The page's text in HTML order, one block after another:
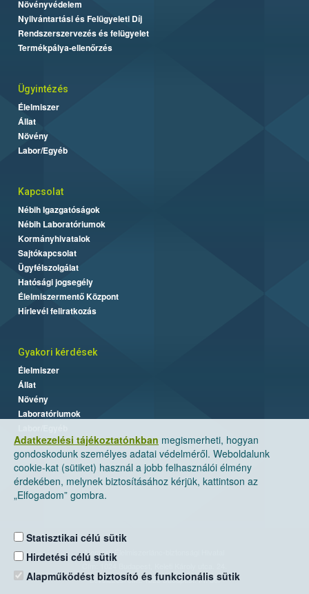
Adatkezelési tájékoztatónkban megismerheti, hogyan
gondoskodunk személyes adatai védelméről. Weboldalunk
cookie-kat (sütiket) használ a jobb felhasználói élmény
érdekében, melynek biztosításához kérjük, kattintson az
„Elfogadom” gombra.
Statisztikai célú sütik
Hirdetési célú sütik
Alapműködést biztosító és funkcionális sütik
Növényvédelem
Nyilvántartási és Felügyeleti Díj
Rendszerszervezés és felügyelet
Termékpálya-ellenőrzés
Ügyintézés
Élelmiszer
Állat
Növény
Labor/Egyéb
Kapcsolat
Nébih Igazgatóságok
Nébih Laboratóriumok
Kormányhivatalok
Sajtókapcsolat
Ügyfélszolgálat
Hatósági jogsegély
Élelmiszermentő Központ
Hírlevél feliratkozás
Gyakori kérdések
Élelmiszer
Állat
Növény
Laboratóriumok
Nemzeti Élelmiszerlánc-biztonsági Hivatal
Levelezési cím: 1525 Budapest. Pf. 30.